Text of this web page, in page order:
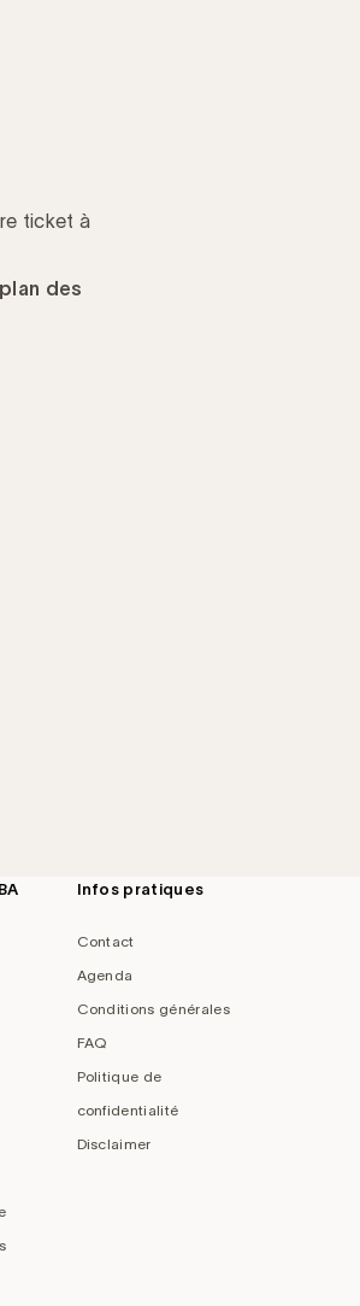
ticket à
plan des
Infos pratiques
Contact
Agenda
Conditions générales
FAQ
Politique de
confidentialité
Disclaimer